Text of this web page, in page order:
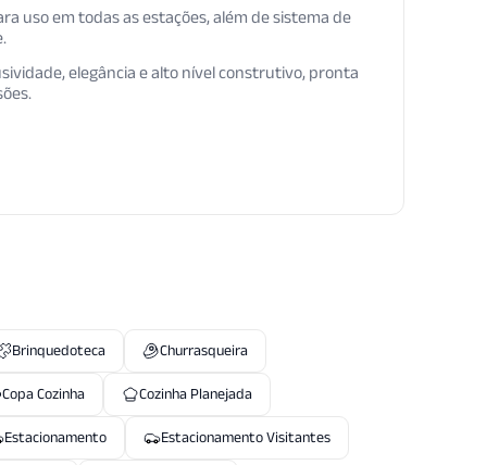
uso em todas as estações, além de sistema de
elegância e alto nível construtivo, pronta
Brinquedoteca
Churrasqueira
Copa Cozinha
Cozinha Planejada
Estacionamento
Estacionamento Visitantes